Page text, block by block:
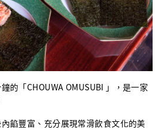
的「CHOUWA OMUSUBI 」，是一家
餡豐富、充分展現常滑飲食文化的美